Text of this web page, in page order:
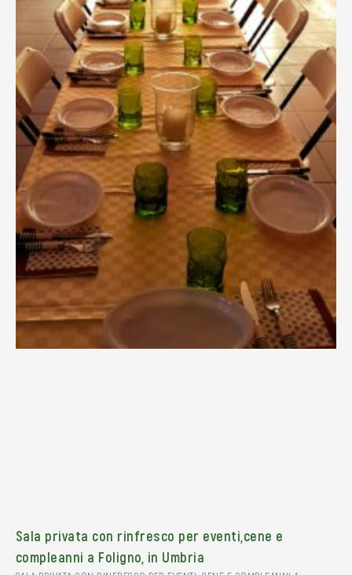
Sala privata con rinfresco per eventi,cene e
compleanni a Foligno, in Umbria